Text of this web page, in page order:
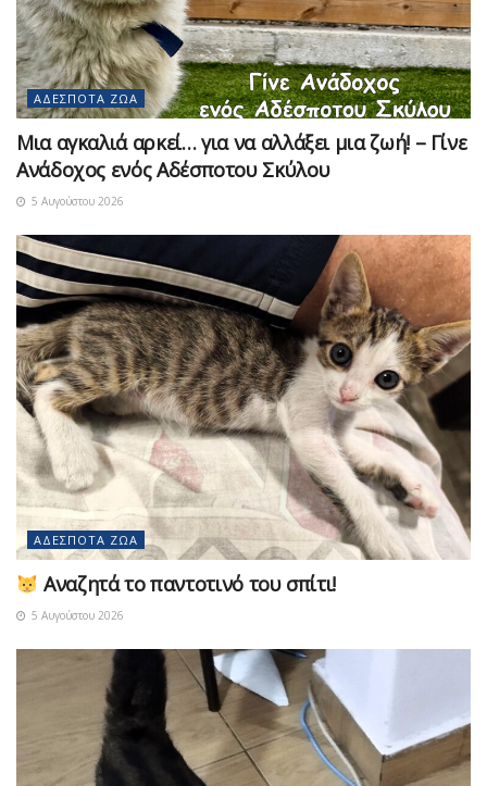
ΑΔΈΣΠΟΤΑ ΖΏΑ
Μια αγκαλιά αρκεί… για να αλλάξει μια ζωή! – Γίνε
Ανάδοχος ενός Αδέσποτου Σκύλου
5 Αυγούστου 2026
ΑΔΈΣΠΟΤΑ ΖΏΑ
Αναζητά το παντοτινό του σπίτι!
5 Αυγούστου 2026